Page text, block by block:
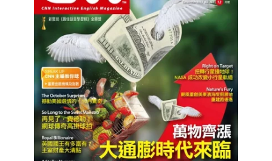
居家生活 3C家電 運動休閒
女裝 男裝 化妝保養 情趣用品
日本購物 電子/紙本書
HOT